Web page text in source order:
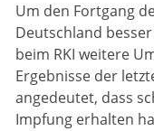
Um den Fortgang
Deutschland
beim RKI weitere
Ergebnisse der
angedeutet, dass
Impfung erhalten